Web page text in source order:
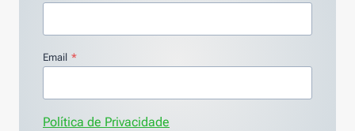
Email *
Política de Privacidade